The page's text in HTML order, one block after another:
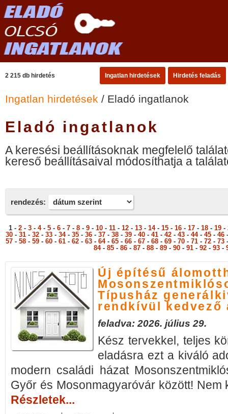
2 215 db hirdetés Ingatlan hirdetések Hirdetés feladás
Ingatlan hirdetések / Eladó ingatlanok
Eladó ingatlanok
A keresési beállításoknak megfelelő
kereső beállításaival módosíthatja a
rendezés:
1 - 2 - 3 - 4- 5 - 6 - 7 - 8 - 9 - 10 - 11 - 12 - 13 - 14- 15 - 16 - 17 - 18 - 19 -
30 - 31 - 32 - 33 - 34- 35 - 36 - 37 - 38 - 39 - 40 - 41 - 42 - 43 - 44- 45 - 46
57 - 58 - 59 - 60 - 61 - 62 - 63 - 64- 65 - 66 - 67 - 68 - 69 - 70 - 71 - 72 - 73
84- 85 - 86 - 87 - 88 - 89 - 90 - 91 - 92 - 93 -
Új építésű
Típusház
rendkívül kedvező
feladva: 2026. július 29.
Kész tervekkel, teljes
eladásra ezt a kiváló
modern családi házat
Győr és Mosonmagyaróvár között! Nem
Részletek...